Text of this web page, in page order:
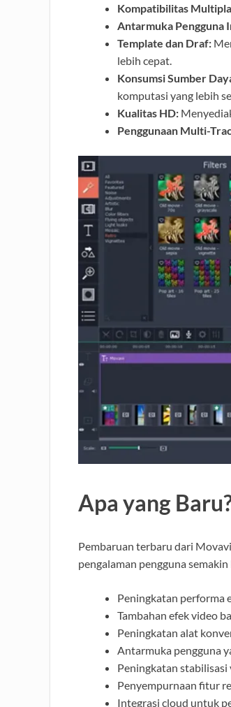
Kompatibilitas
Antarmuka Pengguna
Template dan Draf:
lebih cepat.
Konsumsi Sumber
komputasi yang lebih
Kualitas HD:
Penggunaan Multi-
Apa yang
Pembaruan terbaru dari
pengalaman pengguna
Peningkatan performa
Tambahan efek video
Peningkatan alat
Antarmuka pengguna
Peningkatan stabilisasi
Penyempurnaan fitur
Integrasi cloud untuk